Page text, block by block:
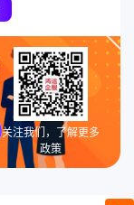
关注我们，了解更多
政策